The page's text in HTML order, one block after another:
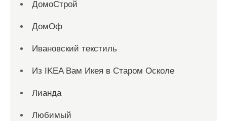
ДомоСтрой
ДомОф
Ивановский текстиль
Из IKEA Вам Икея в Старом Осколе
Лианда
Любимый